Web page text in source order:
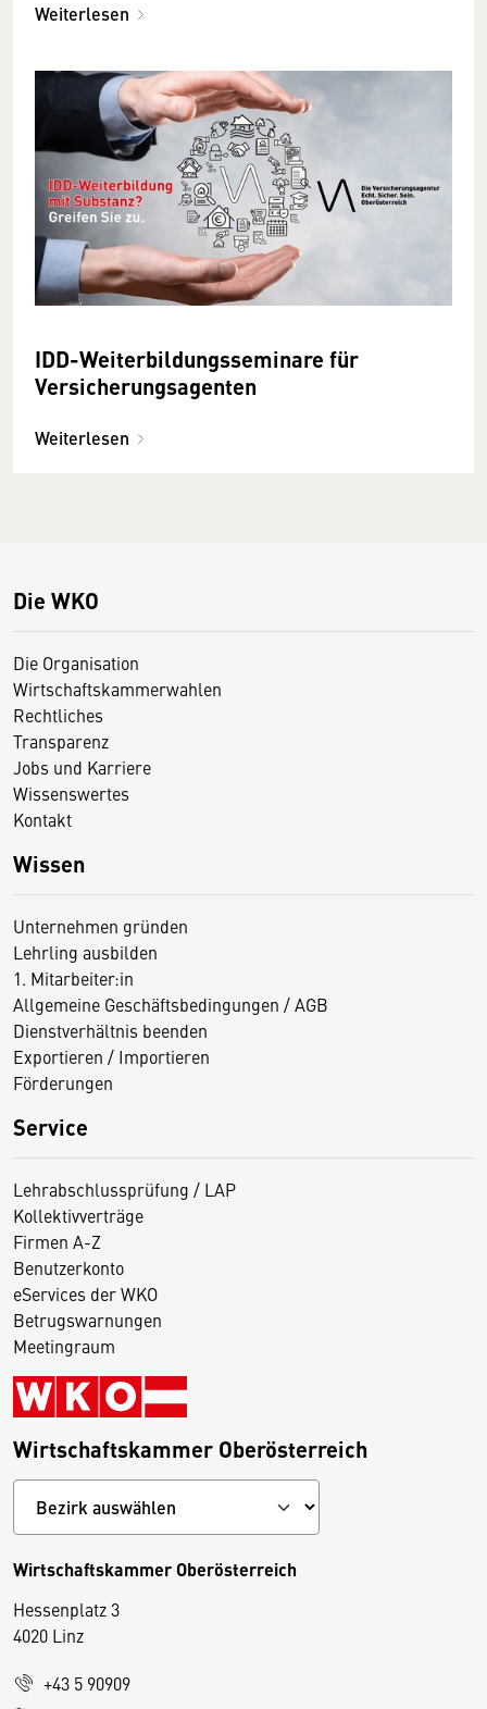
Weiterlesen
IDD-Weiterbildungsseminare für
Versicherungsagenten
Weiterlesen
Die WKO
Die Organisation
Wirtschaftskammerwahlen
Rechtliches
Transparenz
Jobs und Karriere
Wissenswertes
Kontakt
Wissen
Unternehmen gründen
Lehrling ausbilden
1. Mitarbeiter:in
Allgemeine Geschäftsbedingungen / AGB
Dienstverhältnis beenden
Exportieren / Importieren
Förderungen
Service
Lehrabschlussprüfung / LAP
Kollektivverträge
Firmen A-Z
Benutzerkonto
eServices der WKO
Betrugswarnungen
Meetingraum
Wirtschaftskammer Oberösterreich
Wirtschaftskammer Oberösterreich
Hessenplatz 3
4020 Linz
+43 5 90909